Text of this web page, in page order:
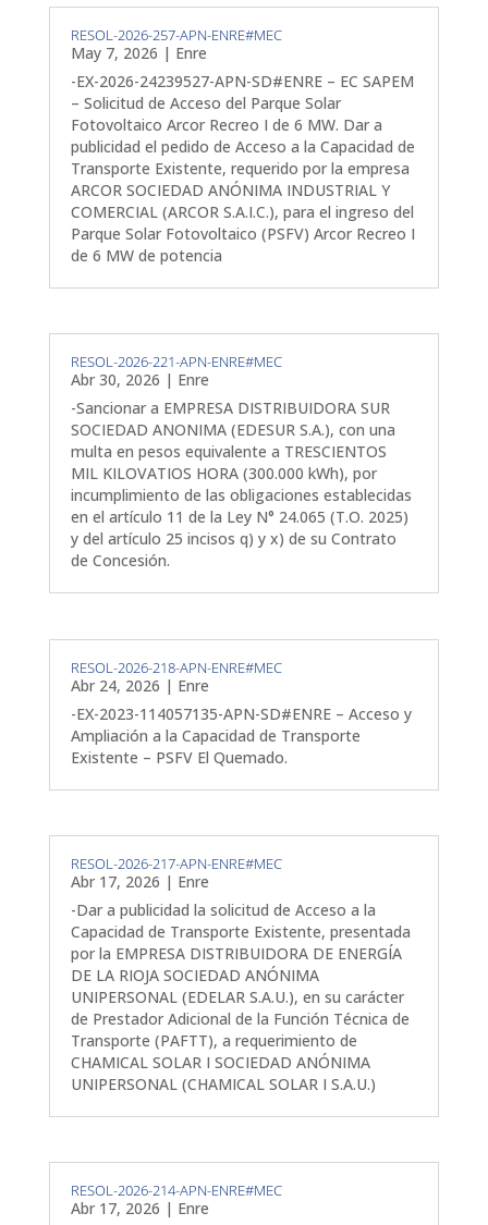
RESOL-2026-257-APN-ENRE#MEC
May 7, 2026 | Enre
-EX-2026-24239527-APN-SD#ENRE – EC SAPEM
– Solicitud de Acceso del Parque Solar
Fotovoltaico Arcor Recreo I de 6 MW. Dar a
publicidad el pedido de Acceso a la Capacidad de
Transporte Existente, requerido por la empresa
ARCOR SOCIEDAD ANÓNIMA INDUSTRIAL Y
COMERCIAL (ARCOR S.A.I.C.), para el ingreso del
Parque Solar Fotovoltaico (PSFV) Arcor Recreo I
de 6 MW de potencia
RESOL-2026-221-APN-ENRE#MEC
Abr 30, 2026 | Enre
-Sancionar a EMPRESA DISTRIBUIDORA SUR
SOCIEDAD ANONIMA (EDESUR S.A.), con una
multa en pesos equivalente a TRESCIENTOS
MIL KILOVATIOS HORA (300.000 kWh), por
incumplimiento de las obligaciones establecidas
en el artículo 11 de la Ley N° 24.065 (T.O. 2025)
y del artículo 25 incisos q) y x) de su Contrato
de Concesión.
RESOL-2026-218-APN-ENRE#MEC
Abr 24, 2026 | Enre
-EX-2023-114057135-APN-SD#ENRE – Acceso y
Ampliación a la Capacidad de Transporte
Existente – PSFV El Quemado.
RESOL-2026-217-APN-ENRE#MEC
Abr 17, 2026 | Enre
-Dar a publicidad la solicitud de Acceso a la
Capacidad de Transporte Existente, presentada
por la EMPRESA DISTRIBUIDORA DE ENERGÍA
DE LA RIOJA SOCIEDAD ANÓNIMA
UNIPERSONAL (EDELAR S.A.U.), en su carácter
de Prestador Adicional de la Función Técnica de
Transporte (PAFTT), a requerimiento de
CHAMICAL SOLAR I SOCIEDAD ANÓNIMA
UNIPERSONAL (CHAMICAL SOLAR I S.A.U.)
RESOL-2026-214-APN-ENRE#MEC
Abr 17, 2026 | Enre